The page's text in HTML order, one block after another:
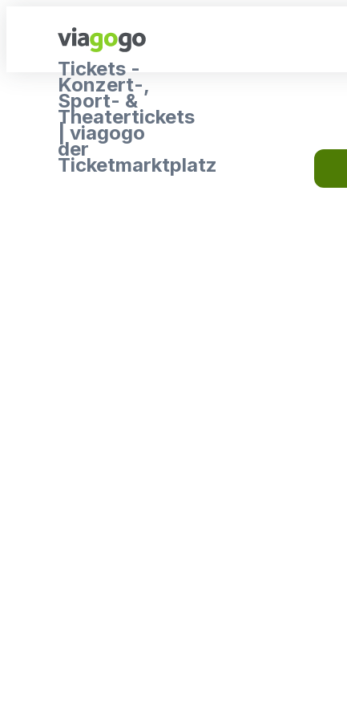
Tickets -
Konzert-,
Sport- &
Theatertickets
| viagogo
der
Ticketmarktplatz